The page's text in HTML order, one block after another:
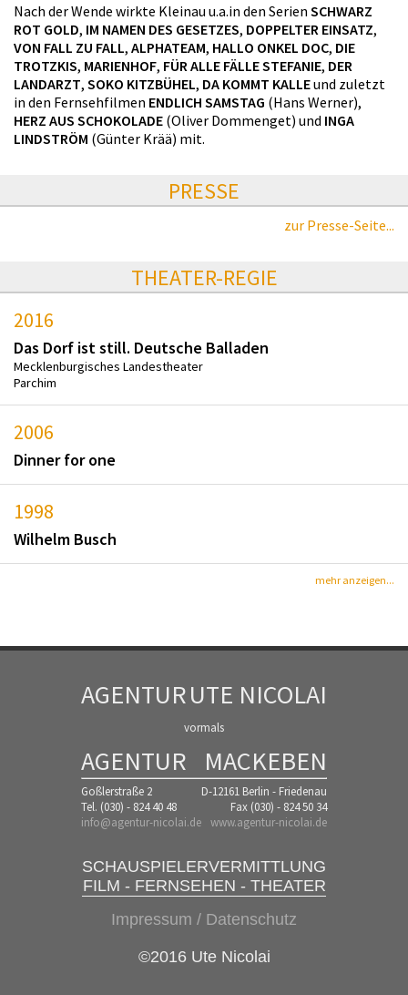
Nach der Wende wirkte Kleinau u.a.in den Serien SCHWARZ
ROT GOLD, IM NAMEN DES GESETZES, DOPPELTER EINSATZ,
VON FALL ZU FALL, ALPHATEAM, HALLO ONKEL DOC, DIE
TROTZKIS, MARIENHOF, FÜR ALLE FÄLLE STEFANIE, DER
LANDARZT, SOKO KITZBÜHEL, DA KOMMT KALLEund zuletzt
in den Fernsehfilmen ENDLICH SAMSTAG (Hans Werner),
HERZ AUS SCHOKOLADE (Oliver Dommenget) und INGA
LINDSTRÖM (Günter Krää) mit.
PRESSE
zur Presse-Seite...
THEATER-REGIE
2016
Das Dorf ist still. Deutsche Balladen
Mecklenburgisches Landestheater
Parchim
2006
Dinner for one
1998
Wilhelm Busch
mehr anzeigen...
AGENTURUTE NICOLAI
vormals
AGENTUR MACKEBEN
Goßlerstraße 2
D-12161 Berlin - Friedenau
Tel. (030) - 824 40 48
Fax (030) - 824 50 34
info@agentur-nicolai.de www.agentur-nicolai.de
SCHAUSPIELERVERMITTLUNG
FILM - FERNSEHEN - THEATER
Impressum / Datenschutz
©2016 Ute Nicolai